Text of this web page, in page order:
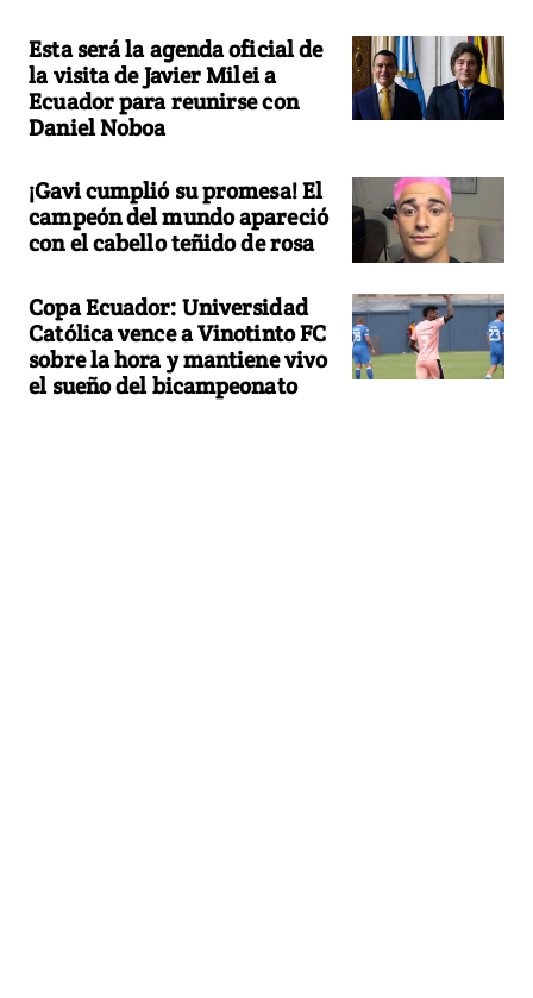
Esta será la agenda oficial de
la visita de Javier Milei a
Ecuador para reunirse con
Daniel Noboa
¡Gavi cumplió su promesa! El
campeón del mundo apareció
con el cabello teñido de rosa
Copa Ecuador: Universidad
Católica vence a Vinotinto FC
sobre la hora y mantiene vivo
el sueño del bicampeonato